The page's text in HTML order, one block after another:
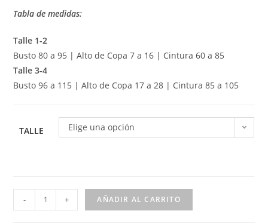
Tabla de medidas:
Talle 1-2
Busto 80 a 95 | Alto de Copa 7 a 16 | Cintura 60 a 85
Talle 3-4
Busto 96 a 115 | Alto de Copa 17 a 28 | Cintura 85 a 105
TALLE Elige una opción
- + AÑADIR AL CARRITO